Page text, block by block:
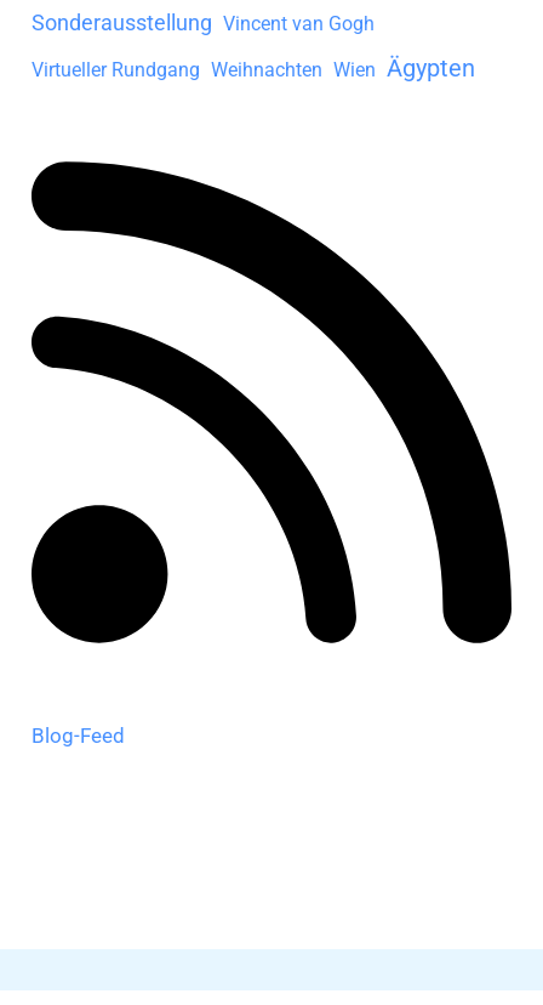
Sonderausstellung Vincent van Gogh
Virtueller Rundgang Weihnachten Wien Ägypten
Blog-Feed